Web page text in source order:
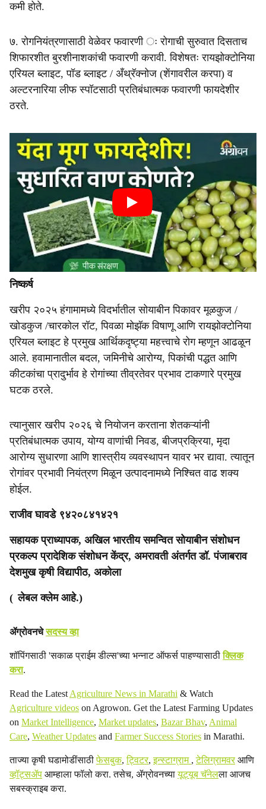
कमी होते.
७. रोगनियंत्रणासाठी वेळेवर फवारणी ः रोगाची सुरुवात दिसताच
शिफारशीत बुरशीनाशकांची फवारणी करावी. विशेषतः रायझोक्टोनिया
एरियल ब्लाइट, पॉड ब्लाइट / अँथ्रॅक्नोज (शेंगावरील करपा) व
अल्टरनारिया लीफ स्पॉटसाठी प्रतिबंधात्मक फवारणी फायदेशीर
ठरते.
निष्कर्ष
खरीप २०२५ हंगामामध्ये विदर्भातील सोयाबीन पिकावर मूळकुज /
खोडकुज /चारकोल रॉट, पिवळा मोझॅक विषाणू आणि रायझोक्टोनिया
एरियल ब्लाइट हे प्रमुख आर्थिकदृष्ट्या महत्त्वाचे रोग म्हणून आढळून
आले. हवामानातील बदल, जमिनीचे आरोग्य, पिकांची पद्धत आणि
कीटकांचा प्रादुर्भाव हे रोगांच्या तीव्रतेवर प्रभाव टाकणारे प्रमुख
घटक ठरले.
त्यानुसार खरीप २०२६ चे नियोजन करताना शेतकऱ्यांनी
प्रतिबंधात्मक उपाय, योग्य वाणांची निवड, बीजप्रक्रिया, मृदा
आरोग्य सुधारणा आणि शास्त्रीय व्यवस्थापन यावर भर द्यावा. त्यातून
रोगांवर प्रभावी नियंत्रण मिळून उत्पादनामध्ये निश्चित वाढ शक्य
होईल.
राजीव घावडे ९४२०८४१४२१
सहायक प्राध्यापक, अखिल भारतीय समन्वित सोयाबीन संशोधन
प्रकल्प प्रादेशिक संशोधन केंद्र, अमरावती अंतर्गत डॉ. पंजाबराव
देशमुख कृषी विद्यापीठ, अकोला
( लेबल क्लेम आहे.)
ॲग्रोवनचेसदस्य व्हा
शॉपिंगसाठी 'सकाळ प्राईम डील्स'च्या भन्नाट ऑफर्स पाहण्यासाठीक्लिक
करा.
Read the Latest Agriculture News in Marathi & Watch
Agriculture videos on Agrowon. Get the Latest Farming Updates
on Market Intelligence, Market updates, Bazar Bhav, Animal
Care, Weather Updates and Farmer Success Stories in Marathi.
ताज्या कृषी घडामोडींसाठीफेसबुक,ट्विटर,इन्स्टाग्राम ,टेलिग्रामवरआणि
व्हॉट्सॲप आम्हाला फॉलो करा. तसेच, ॲग्रोवनच्यायूट्यूब चॅनेलला आजच
सबस्क्राइब करा.